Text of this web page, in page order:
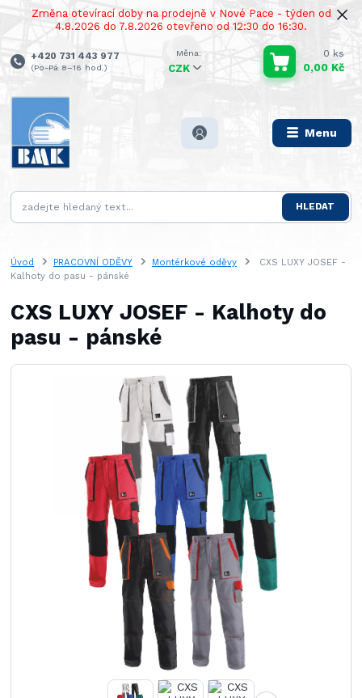
Změna otevírací doby na prodejně v Nové Pace - týden od
4.8.2026 do 7.8.2026 otevřeno od 12:30 do 16:30.
Menu
CZK
HLEDAT
+420 731 443 977
(Po-Pá 8–16 hod.)
0 ks
0,00 Kč
Úvod PRACOVNÍ ODĚVY Montérkové oděvy
CXS LUXY JOSEF -
Kalhoty do pasu - pánské
CXS LUXY JOSEF - Kalhoty do
pasu - pánské